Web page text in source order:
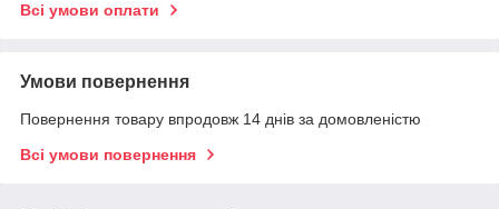
Всі умови оплати
Умови повернення
Повернення товару впродовж 14 днів за домовленістю
Всі умови повернення